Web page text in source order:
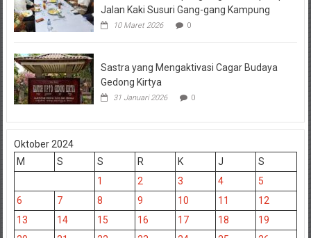
Jalan Kaki Susuri Gang-gang Kampung
10 Maret 2026 0
Sastra yang Mengaktivasi Cagar Budaya
Gedong Kirtya
31 Januari 2026 0
Oktober 2024
M
S S R K J
S
1
2 3 4
5
6
7 8 9 10 11
12
13
14 15 16 17 18
19